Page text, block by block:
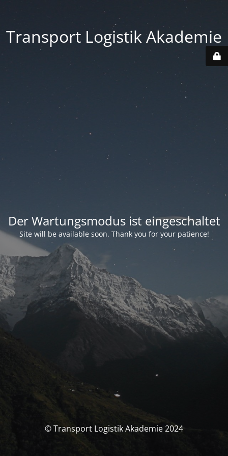
Transport Logistik Akademie
Der Wartungsmodus ist eingeschaltet
Site will be available soon. Thank you for your patience!
© Transport Logistik Akademie 2024